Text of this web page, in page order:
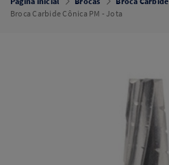
Cremer -
Henry Schein
Broca Carbide Cônica PM - Jota